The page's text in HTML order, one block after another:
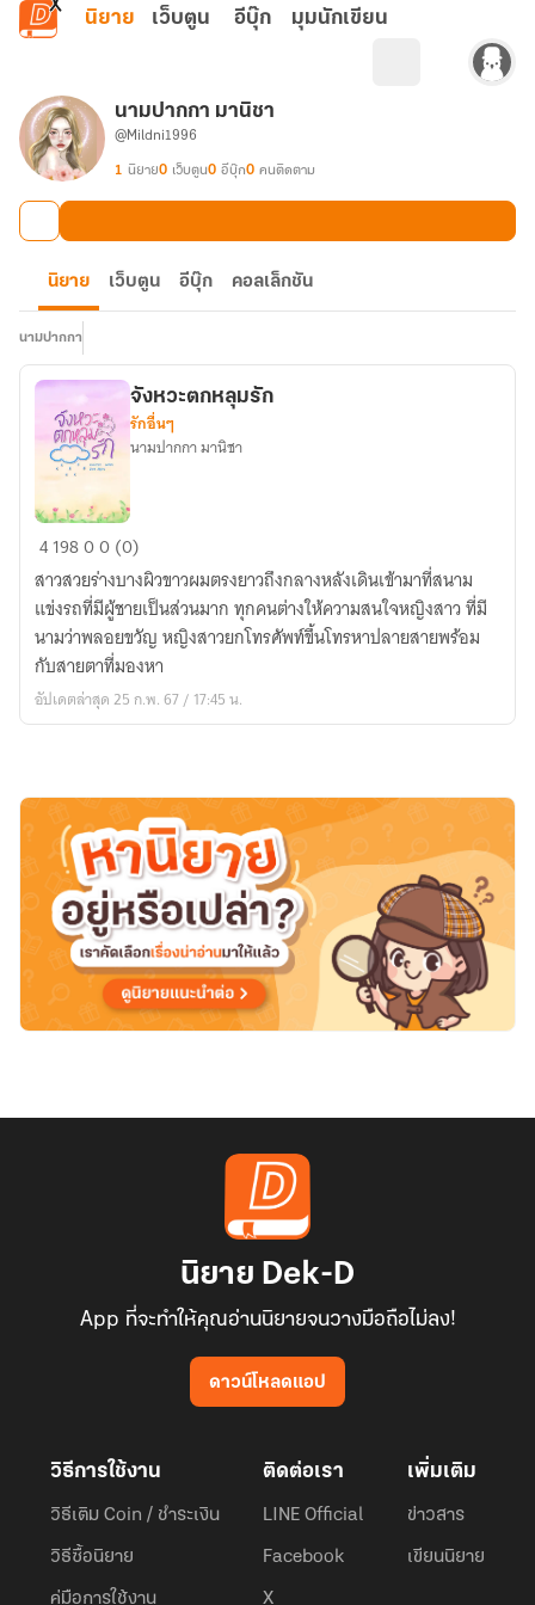
ข้ามไปยังเนื้อหาหลัก
นิยาย เว็บตูน อีบุ๊ก มุมนักเขียน
นามปากกา มานิชา
@Mildni1996
1 นิยาย0 เว็บตูน0 อีบุ๊ก0 คนติดตาม
นิยาย เว็บตูน อีบุ๊ก คอลเล็กชัน
นามปากกา
จังหวะ
รัก
จังหวะตกหลุมรัก
รักอื่นๆ
นามปากกา มานิชา
419800 (0)
สาวสวยร่างบางผิวขาวผมตรงยาวถึงกลางหลังเดินเข้ามาที่สนาม
แข่งรถที่มีผู้ชายเป็นส่วนมาก ทุกคนต่างให้ความสนใจหญิงสาว ที่มี
นามว่าพลอยขวัญ หญิงสาวยกโทรศัพท์ขึ้นโทรหาปลายสายพร้อม
กับสายตาที่มองหา
อัปเดตล่าสุด 25 ก.พ. 67 / 17:45 น.
นิยาย Dek-D
App ที่จะทำให้คุณอ่านนิยายจนวางมือถือไม่ลง!
ดาวน์โหลดแอป
วิธีการใช้งาน
วิธีเติม Coin / ชำระเงิน
วิธีซื้อนิยาย
คู่มือการใช้งาน
ติดต่อเรา
LINE Official
Facebook
X
เพิ่มเติม
ข่าวสาร
เขียนนิยาย